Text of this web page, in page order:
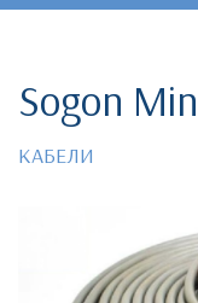
Sogon
КАБЕЛИ